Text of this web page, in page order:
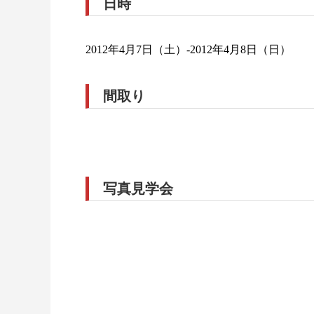
【隼人姫城】 モデルハウス完成見学会 【国分
日時
2012年4月7日（土）-2012年4月8日（日）
間取り
写真見学会